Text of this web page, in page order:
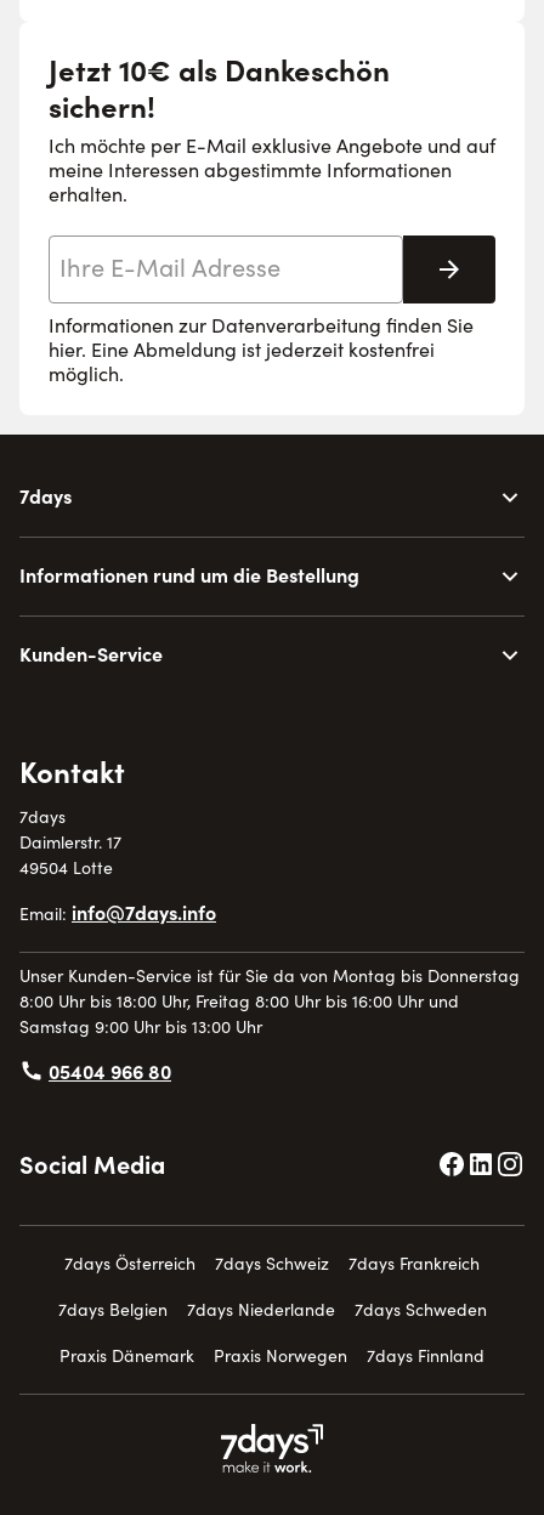
Jetzt 10€ als Dankeschön
sichern!
Ich möchte per E-Mail exklusive Angebote und auf
meine Interessen abgestimmte Informationen
erhalten.
Informationen zur Datenverarbeitung finden Sie
hier. Eine Abmeldung ist jederzeit kostenfrei
möglich.
7days
Informationen rund um die Bestellung
Kunden-Service
Kontakt
7days
Daimlerstr. 17
49504 Lotte
Email: info@7days.info
Unser Kunden-Service ist für Sie da von Montag bis Donnerstag
8:00 Uhr bis 18:00 Uhr, Freitag 8:00 Uhr bis 16:00 Uhr und
Samstag 9:00 Uhr bis 13:00 Uhr
05404 966 80
Social Media
7days Österreich 7days Schweiz
7days Frankreich
7days Belgien
7days Niederlande
7days Schweden
Praxis Dänemark
Praxis Norwegen 7days Finnland